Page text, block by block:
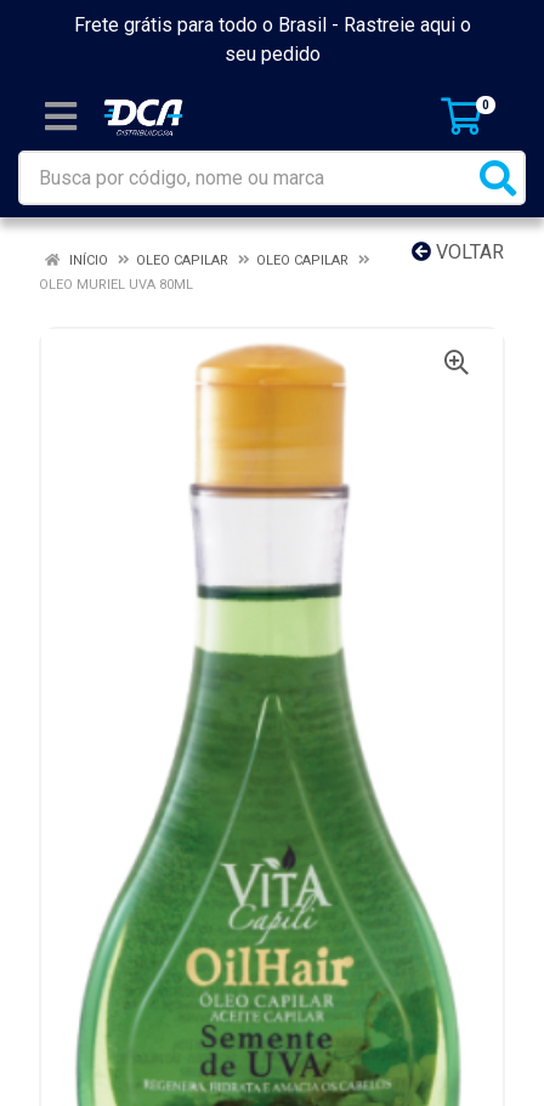
Frete grátis para todo o Brasil - Rastreie aqui o
seu pedido
0
VOLTAR
INÍCIO OLEO CAPILAR
OLEO CAPILAR
OLEO MURIEL UVA 80ML